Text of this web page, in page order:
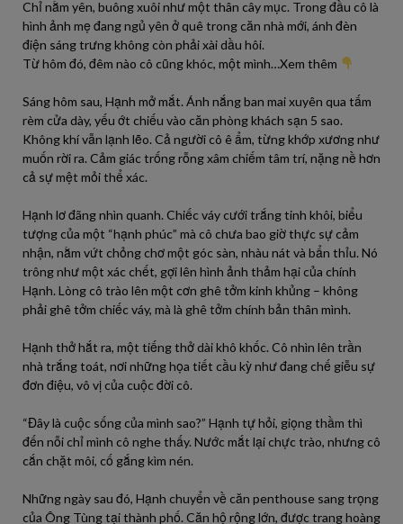
Chỉ nằm yên, buông xuôi như một thân cây mục. Trong đầu cô là
hình ảnh mẹ đang ngủ yên ở quê trong căn nhà mới, ánh đèn
điện sáng trưng không còn phải xài dầu hôi.
Từ hôm đó, đêm nào cô cũng khóc, một mình…Xem thêm
Sáng hôm sau, Hạnh mở mắt. Ánh nắng ban mai xuyên qua tấm
rèm cửa dày, yếu ớt chiếu vào căn phòng khách sạn 5 sao.
Không khí vẫn lạnh lẽo. Cả người cô ê ẩm, từng khớp xương như
muốn rời ra. Cảm giác trống rỗng xâm chiếm tâm trí, nặng nề hơn
cả sự mệt mỏi thể xác.
Hạnh lơ đãng nhìn quanh. Chiếc váy cưới trắng tinh khôi, biểu
tượng của một “hạnh phúc” mà cô chưa bao giờ thực sự cảm
nhận, nằm vứt chỏng chơ một góc sàn, nhàu nát và bẩn thỉu. Nó
trông như một xác chết, gợi lên hình ảnh thảm hại của chính
Hạnh. Lòng cô trào lên một cơn ghê tởm kinh khủng – không
phải ghê tởm chiếc váy, mà là ghê tởm chính bản thân mình.
Hạnh thở hắt ra, một tiếng thở dài khô khốc. Cô nhìn lên trần
nhà trắng toát, nơi những họa tiết cầu kỳ như đang chế giễu sự
đơn điệu, vô vị của cuộc đời cô.
“Đây là cuộc sống của mình sao?” Hạnh tự hỏi, giọng thầm thì
đến nỗi chỉ mình cô nghe thấy. Nước mắt lại chực trào, nhưng cô
cắn chặt môi, cố gắng kìm nén.
Những ngày sau đó, Hạnh chuyển về căn penthouse sang trọng
của Ông Tùng tại thành phố. Căn hộ rộng lớn, được trang hoàng